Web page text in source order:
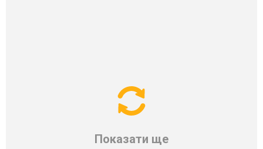
Показати ще